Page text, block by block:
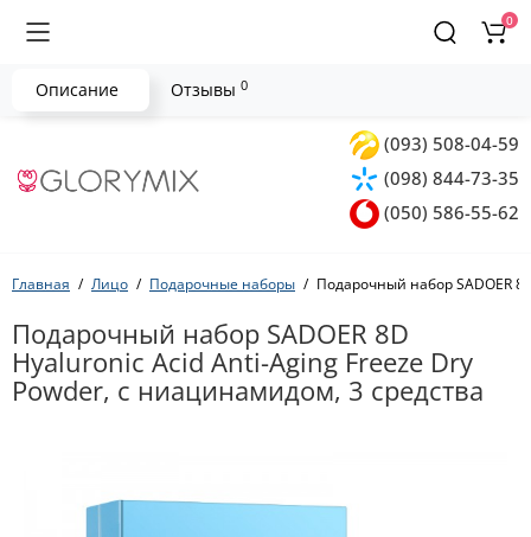
(093) 508-04-59
(098) 844-73-35
(050) 586-55-62
0
Главная Лицо Подарочные наборы Подарочный набор SADOER
Подарочный набор SADOER 8D
Hyaluronic Acid Anti-Aging Freeze Dry
Powder, с ниацинамидом, 3 средства
Описание Отзывы 0